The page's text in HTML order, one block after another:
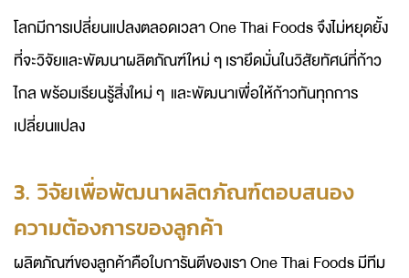
โลกมีการเปลี่ยนแปลงตลอดเวลา One Thai Foods จึงไม่หยุดยั้ง
ที่จะวิจัยและพัฒนาผลิตภัณฑ์ใหม่ ๆ เรายึดมั่นในวิสัยทัศน์ที่ก้าว
ไกล พร้อมเรียนรู้สิ่งใหม่ ๆ และพัฒนาเพื่อให้ก้าวทันทุกการ
เปลี่ยนแปลง
3. วิจัยเพื่อพัฒนาผลิตภัณฑ์ตอบสนอง
ความต้องการของลูกค้า
ผลิตภัณฑ์ของลูกค้าคือใบการันตีของเรา One Thai Foods มีทีม